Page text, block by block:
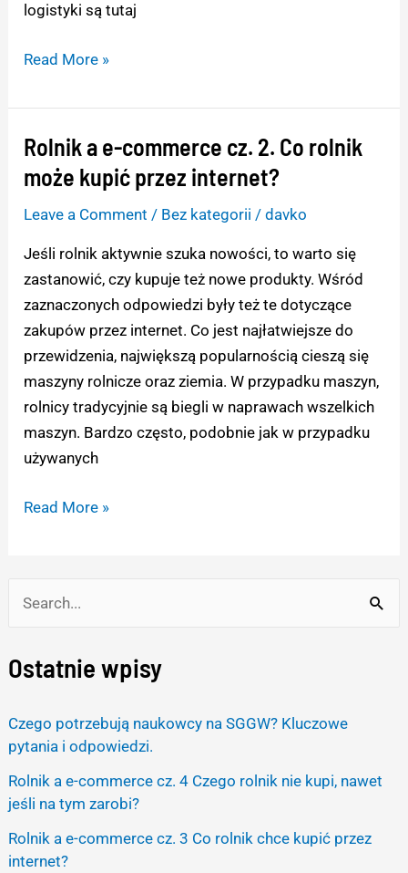
a
c
f
r
Ostatnie wpisy
Czego potrzebują naukowcy na SGGW? Kluczowe
pytania i odpowiedzi.
Rolnik a e-commerce cz. 4 Czego rolnik nie kupi, nawet
jeśli na tym zarobi?
Rolnik a e-commerce cz. 3 Co rolnik chce kupić przez
internet?
logistyki są tutaj
Read More »
Rolnik a e-commerce cz. 2. Co rolnik
może kupić przez internet?
Leave a Comment / Bez kategorii /davko
Jeśli rolnik aktywnie szuka nowości, to warto się
zastanowić, czy kupuje też nowe produkty. Wśród
zaznaczonych odpowiedzi były też te dotyczące
zakupów przez internet. Co jest najłatwiejsze do
przewidzenia, największą popularnością cieszą się
maszyny rolnicze oraz ziemia. W przypadku maszyn,
rolnicy tradycyjnie są biegli w naprawach wszelkich
maszyn. Bardzo często, podobnie jak w przypadku
używanych
Rolnik
a
commerce
cz.
rolnik
przez
Read More »